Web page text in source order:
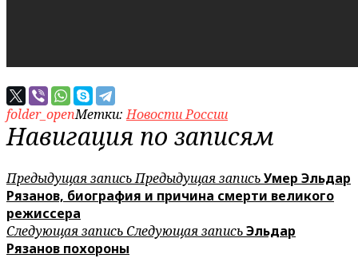
folder_openМетки:Новости России
Навигация по записям
Предыдущая записьПредыдущая записьУмер Эльдар
Рязанов, биография и причина смерти великого
режиссера
Следующая запись Следующая записьЭльдар
Рязанов похороны